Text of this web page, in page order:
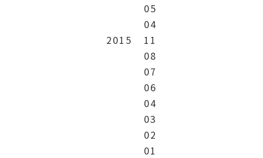
05
04
2015
11
08
07
06
04
03
02
01